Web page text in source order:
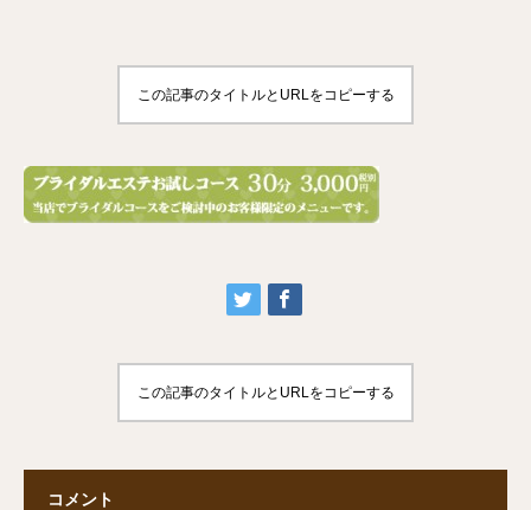
この記事のタイトルとURLをコピーする
この記事のタイトルとURLをコピーする
コメント